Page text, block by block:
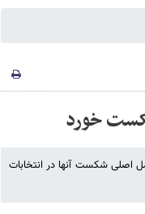
خورد
اصلی شکست آنها در انتخابات